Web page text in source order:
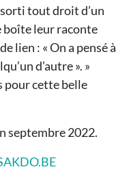
tout droit d’un
boîte leur raconte
lien : « On a pensé à
d’autre ». »
pour cette belle
septembre 2022.